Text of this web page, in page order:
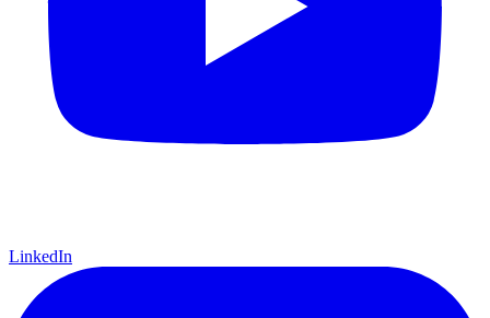
LinkedIn